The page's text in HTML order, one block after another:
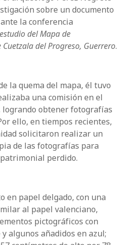
sobre un documento
la conferencia
del Mapa de
del Progreso, Guerrero.
la quema del mapa, él tuvo
una comisión en el
logrando obtener fotografías
ello, en tiempos recientes,
solicitaron realizar un
de las fotografías para
perdido.
en papel delgado, con una
al papel valenciano,
pictográficos con
algunos añadidos en azul;